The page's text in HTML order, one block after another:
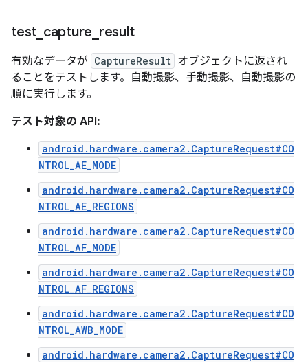
test capture result
有効なデータが CaptureResult オブジェクトに返され
ることをテストします。自動撮影、手動撮影、自動撮影の
順に実行します。
テスト対象の API:
android.hardware.camera2.CaptureRequest#CO
NTROL_AE_MODE
android.hardware.camera2.CaptureRequest#CO
NTROL_AE_REGIONS
android.hardware.camera2.CaptureRequest#CO
NTROL_AF_MODE
android.hardware.camera2.CaptureRequest#CO
NTROL_AF_REGIONS
android.hardware.camera2.CaptureRequest#CO
NTROL_AWB_MODE
android.hardware.camera2.CaptureRequest#CO